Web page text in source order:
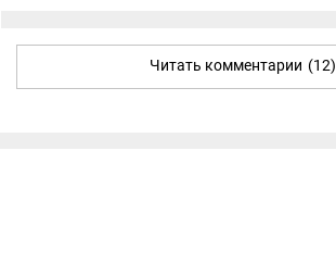
Читать комментарии (12)